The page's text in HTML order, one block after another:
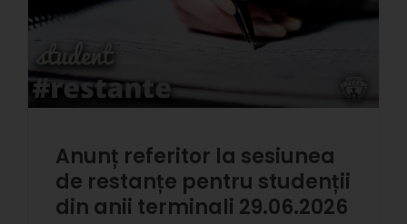
Anunț referitor la sesiunea
de restanțe pentru studenții
din anii terminali 29.06.2026